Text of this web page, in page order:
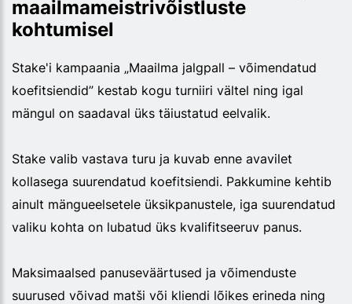
maailmameistrivõistluste
kohtumisel
Stake'i kampaania „Maailma jalgpall – võimendatud
koefitsiendid” kestab kogu turniiri vältel ning igal
mängul on saadaval üks täiustatud eelvalik.
Stake valib vastava turu ja kuvab enne avavilet
kollasega suurendatud koefitsiendi. Pakkumine kehtib
ainult mängueelsetele üksikpanustele, iga suurendatud
valiku kohta on lubatud üks kvalifitseeruv panus.
Maksimaalsed panuseväärtused ja võimenduste
suurused võivad matši või kliendi lõikes erineda ning